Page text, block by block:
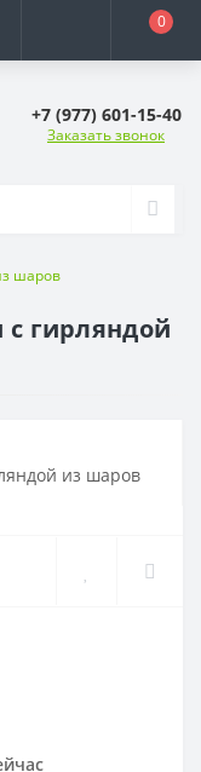
0
+7 (977) 601-15-40
Заказать звонок
шаров
гирляндой